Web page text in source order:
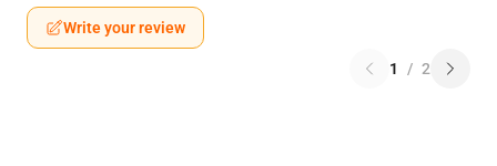
Write your review
1 / 2